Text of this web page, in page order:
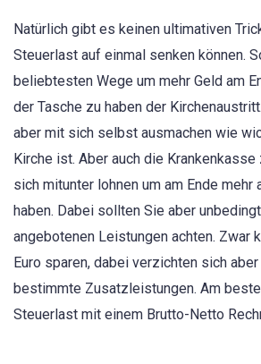
Natürlich gibt es keinen ultimativen
Steuerlast auf einmal senken können.
beliebtesten Wege um mehr Geld am
der Tasche zu haben der
aber mit sich selbst ausmachen wie
Kirche ist. Aber auch die
sich mitunter lohnen um am Ende mehr
haben. Dabei sollten Sie aber
angebotenen Leistungen achten. Zwar
Euro sparen, dabei verzichten sich
bestimmte Zusatzleistungen. Am
Steuerlast mit einem Brutto-Netto